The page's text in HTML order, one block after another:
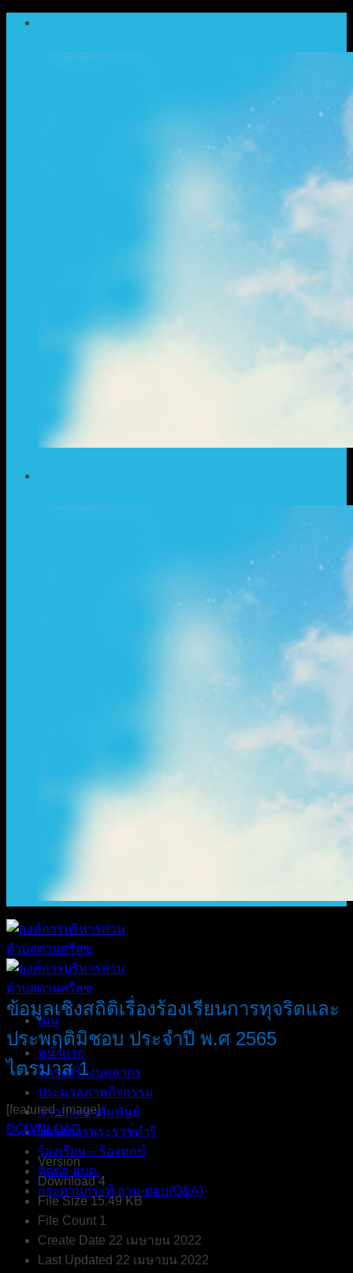
ข้าม
เมนู
หน้าแรก
โครงสร้างบุคลากร
ประมวลภาพกิจกรรม
ข่าวประชาสัมพันธ์
โครงการพระราชดำริ
ร้องเรียน – ร้องทุกข์
ติดต่อ อบต.
กระดานกระทู้ ถาม-ตอบ(Q&A)
ข้อมูลเชิงสถิติเรื่องร้องเรียนการทุจริตและ
ประพฤติมิชอบ ประจำปี พ.ศ 2565
ไตรมาส 1
[featured_image]
DOWNLOAD
Version
Download4
File Size15.49 KB
File Count 1
Create Date 22 เมษายน 2022
Last Updated 22 เมษายน 2022